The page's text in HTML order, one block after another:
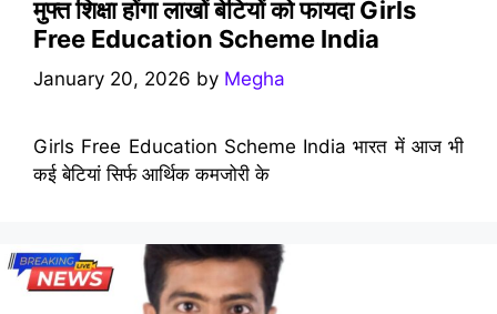
मुफ्त शिक्षा होंगा लाखों बेटियों को फायदा Girls
Free Education Scheme India
January 20, 2026 by Megha
Girls Free Education Scheme India भारत में आज भी
कई बेटियां सिर्फ आर्थिक कमजोरी के